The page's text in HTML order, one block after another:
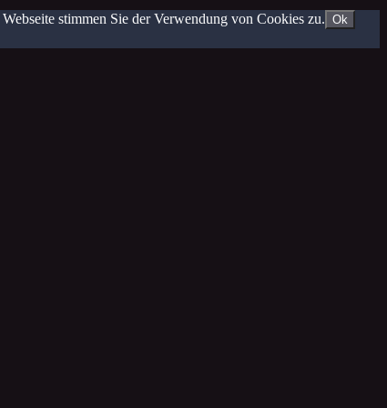
stimmen Sie der Verwendung von Cookies zu. Ok